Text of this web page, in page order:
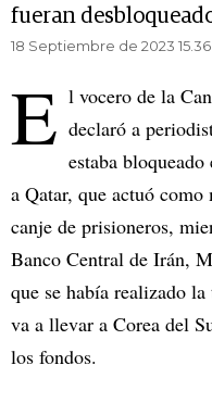
fueran
18 Septiembre de 2023 15.36
E l vocero de la
declaró a
estaba
a Qatar, que actuó
canje de prisioneros,
Banco Central de Irán,
que se había realizado
va a llevar a Corea del
los fondos.